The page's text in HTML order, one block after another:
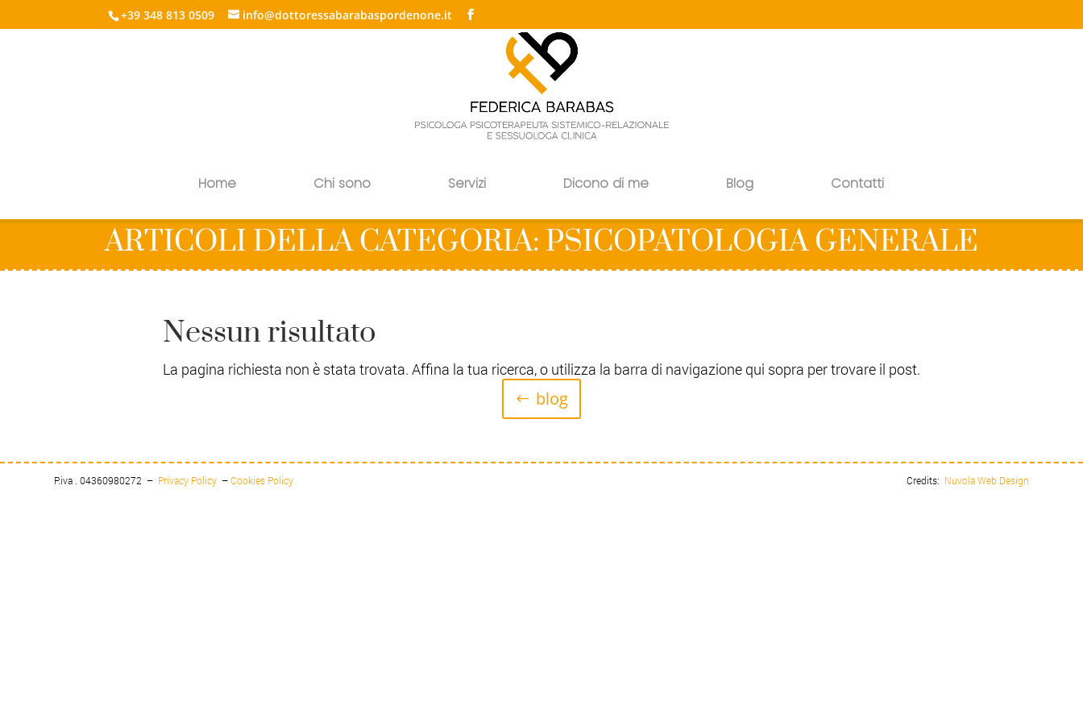
+39 348 813 0509 info@dottoressabarabaspordenone.it
Home Chi sono Servizi Dicono di me Blog Contatti
ARTICOLI DELLA CATEGORIA: PSICOPATOLOGIA GENERALE
Nessun risultato
La pagina richiesta non è stata trovata. Affina la tua ricerca, o utilizza la barra di navigazione qui sopra per trovare il post.
blog
P.iva . 04360980272 – Privacy Policy –Cookies Policy Credits: Nuvola Web Design